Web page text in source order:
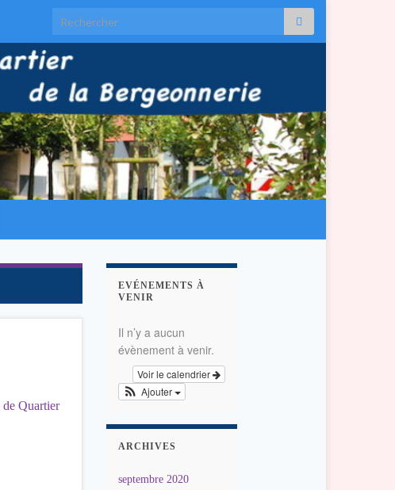
Search for:
Quartier
EVÉNEMENTS À
VENIR
Il n’y a aucun
évènement à venir.
Voir le calendrier
Ajouter
ARCHIVES
septembre 2020